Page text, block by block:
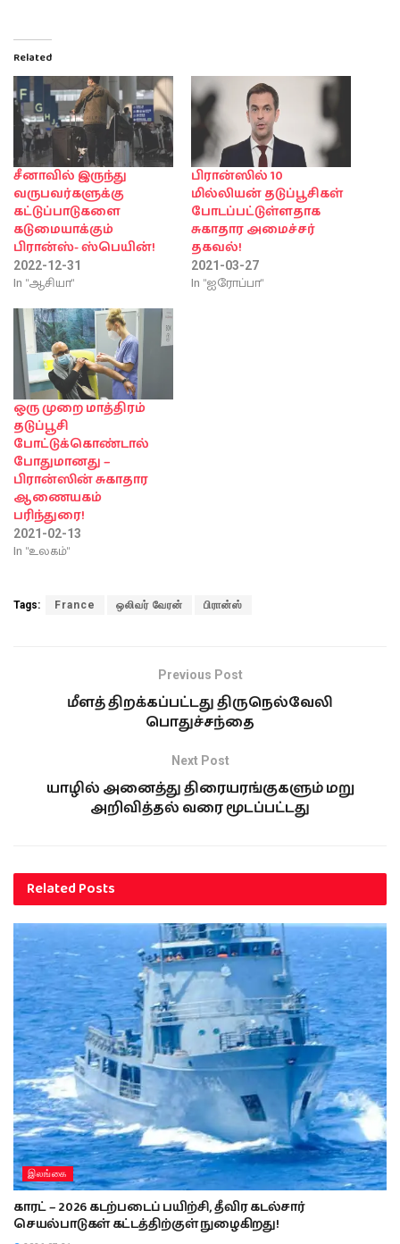
Related
சீனாவில் இருந்து
வருபவர்களுக்கு
கட்டுப்பாடுகளை
கடுமையாக்கும்
பிரான்ஸ்- ஸ்பெயின்!
2022-12-31
In "ஆசியா"
பிரான்ஸில் 10
மில்லியன் தடுப்பூசிகள்
போடப்பட்டுள்ளதாக
சுகாதார அமைச்சர்
தகவல்!
2021-03-27
In "ஐரோப்பா"
ஒரு முறை மாத்திரம்
தடுப்பூசி
போட்டுக்கொண்டால்
போதுமானது –
பிரான்ஸின் சுகாதார
ஆணையகம்
பரிந்துரை!
2021-02-13
In "உலகம்"
Tags: France ஒலிவர் வேரன் பிரான்ஸ்
Previous Post
மீளத் திறக்கப்பட்டது திருநெல்வேலி
பொதுச்சந்தை
Next Post
யாழில் அனைத்து திரையரங்குகளும் மறு
அறிவித்தல் வரை மூடப்பட்டது
RelatedPosts
இலங்கை
காரட் – 2026 கடற்படைப் பயிற்சி, தீவிர கடல்சார்
செயல்பாடுகள் கட்டத்திற்குள் நுழைகிறது!